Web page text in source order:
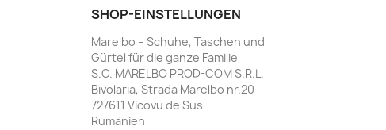
SHOP-EINSTELLUNGEN
Marelbo – Schuhe, Taschen und
Gürtel für die ganze Familie
S.C. MARELBO PROD-COM S.R.L.
Bivolaria, Strada Marelbo nr.20
727611 Vicovu de Sus
Rumänien